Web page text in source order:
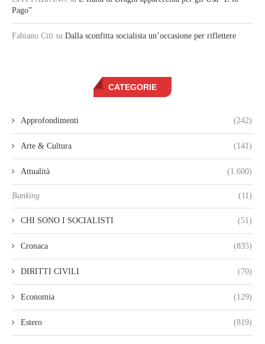
Pago”
Fabiano Citi su Dalla sconfitta socialista un’occasione per riflettere
CATEGORIE
Approfondimenti (242)
Arte & Cultura (141)
Attualità (1.600)
Banking (11)
CHI SONO I SOCIALISTI (51)
Cronaca (835)
DIRITTI CIVILI (70)
Economia (129)
Estero (819)